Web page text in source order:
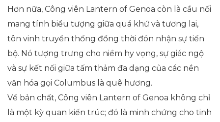
Hơn nữa, Công viên Lantern of Genoa còn là cầu nối
mang tính biểu tượng giữa quá khứ và tương lai,
tôn vinh truyền thống đồng thời đón nhận sự tiến
bộ. Nó tượng trưng cho niềm hy vọng, sự giác ngộ
và sự kết nối giữa tấm thảm đa dạng của các nền
văn hóa gọi Columbus là quê hương.
Về bản chất, Công viên Lantern of Genoa không chỉ
là một kỳ quan kiến trúc; đó là minh chứng cho tinh